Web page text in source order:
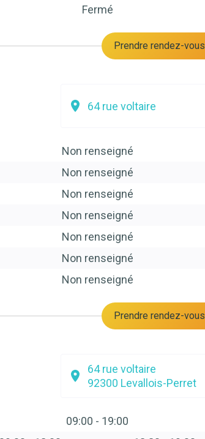
Fermé
Prendre rendez-vous
64 rue voltaire
Non renseigné
Non renseigné
Non renseigné
Non renseigné
Non renseigné
Non renseigné
Non renseigné
Prendre rendez-vous
64 rue voltaire
92300 Levallois-Perret
09:00 - 19:00